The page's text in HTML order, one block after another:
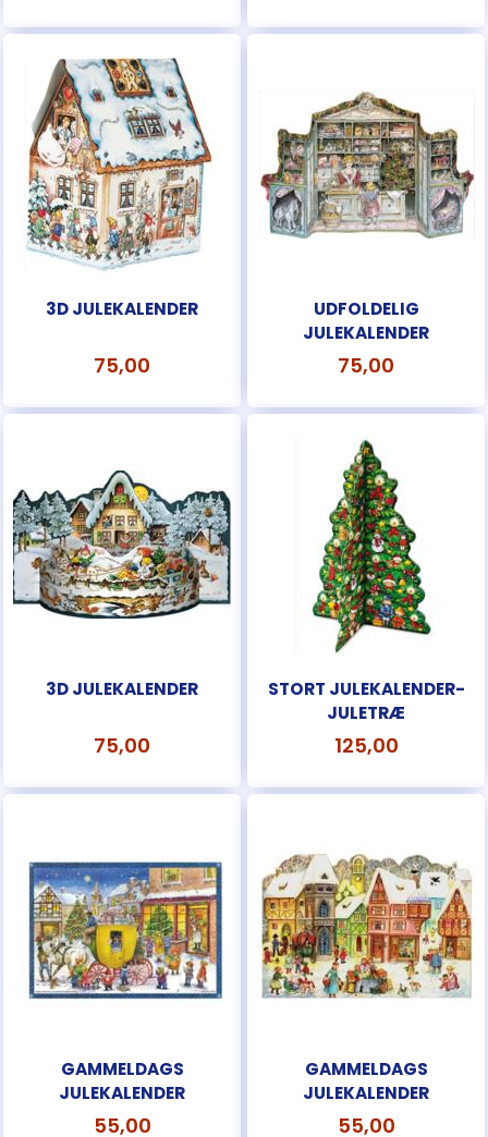
3D JULEKALENDER
75,00
UDFOLDELIG
JULEKALENDER
75,00
3D JULEKALENDER
75,00
STORT JULEKALENDER-
JULETRÆ
125,00
GAMMELDAGS
JULEKALENDER
55,00
GAMMELDAGS
JULEKALENDER
55,00